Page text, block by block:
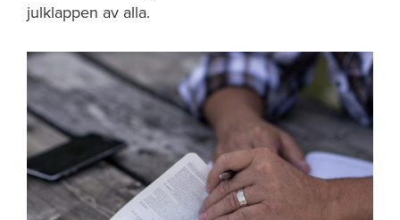
julklappen av alla.